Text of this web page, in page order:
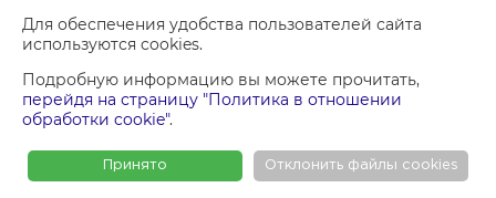
Для обеспечения удобства пользователей сайта
используются cookies.
Подробную информацию вы можете прочитать,
перейдя на страницу "Политика в отношении
обработки cookie".
Принято Отклонить файлы cookies
2-комнатная 153 521 BYN